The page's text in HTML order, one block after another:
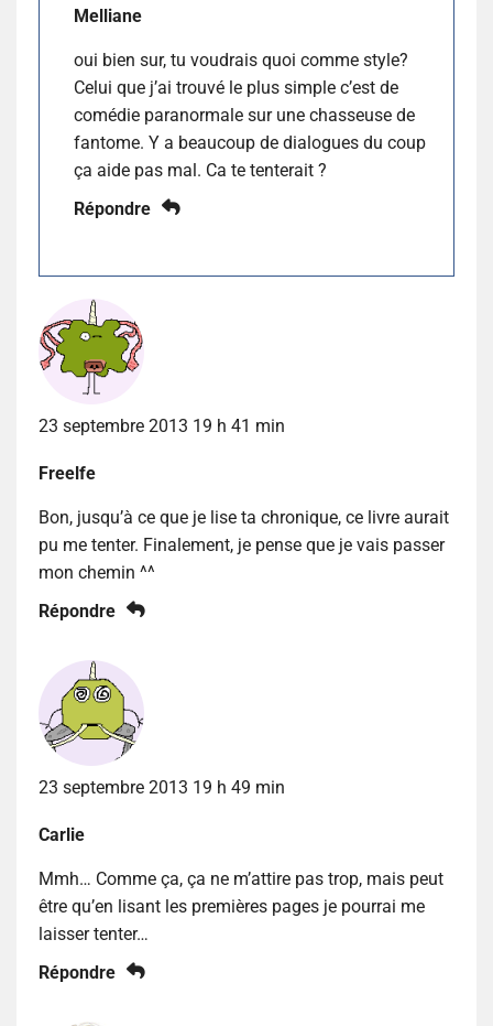
Melliane
oui bien sur, tu voudrais quoi comme style?
Celui que j’ai trouvé le plus simple c’est de
comédie paranormale sur une chasseuse de
fantome. Y a beaucoup de dialogues du coup
ça aide pas mal. Ca te tenterait ?
Répondre
23 septembre 2013 19 h 41 min
Freelfe
Bon, jusqu’à ce que je lise ta chronique, ce livre aurait
pu me tenter. Finalement, je pense que je vais passer
mon chemin ^^
Répondre
23 septembre 2013 19 h 49 min
Carlie
Mmh… Comme ça, ça ne m’attire pas trop, mais peut
être qu’en lisant les premières pages je pourrai me
laisser tenter…
Répondre